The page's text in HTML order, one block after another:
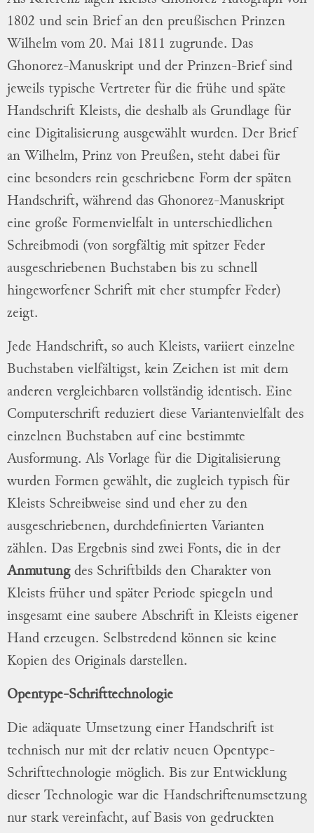
1802 und sein Brief an den preußischen Prinzen
Wilhelm vom 20. Mai 1811 zugrunde. Das
Ghonorez-Manuskript und der Prinzen-Brief sind
jeweils typische Vertreter für die frühe und späte
Handschrift Kleists, die deshalb als Grundlage für
eine Digitalisierung ausgewählt wurden. Der Brief
an Wilhelm, Prinz von Preußen, steht dabei für
eine besonders rein geschriebene Form der späten
Handschrift, während das Ghonorez-Manuskript
eine große Formenvielfalt in unterschiedlichen
Schreibmodi (von sorgfältig mit spitzer Feder
ausgeschriebenen Buchstaben bis zu schnell
hingeworfener Schrift mit eher stumpfer Feder)
zeigt.
Jede Handschrift, so auch Kleists, variiert einzelne
Buchstaben vielfältigst, kein Zeichen ist mit dem
anderen vergleichbaren vollständig identisch. Eine
Computerschrift reduziert diese Variantenvielfalt des
einzelnen Buchstaben auf eine bestimmte
Ausformung. Als Vorlage für die Digitalisierung
wurden Formen gewählt, die zugleich typisch für
Kleists Schreibweise sind und eher zu den
ausgeschriebenen, durchdefinierten Varianten
zählen. Das Ergebnis sind zwei Fonts, die in der
Anmutungdes Schriftbilds den Charakter von
Kleists früher und später Periode spiegeln und
insgesamt eine saubere Abschrift in Kleists eigener
Hand erzeugen. Selbstredend können sie keine
Kopien des Originals darstellen.
Opentype-Schrifttechnologie
Die adäquate Umsetzung einer Handschrift ist
technisch nur mit der relativ neuen Opentype-
Schrifttechnologie möglich. Bis zur Entwicklung
dieser Technologie war die Handschriftenumsetzung
nur stark vereinfacht, auf Basis von gedruckten